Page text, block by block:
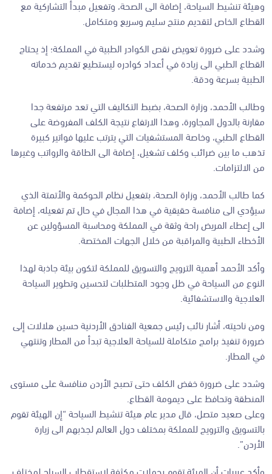
وهيئة تنشيط السياحة، إضافة الى الصحة، وتفعيل مبدأ التشاركية مع
القطاع الخاص لتقديم منتج سليم وسريع ومتكامل.
وشدد على ضرورة تعويض نقص الكوادر الطبية في المملكة؛ إذ يحتاج
القطاع الطبي الى زيادة في أعداد كوادره ليستطيع تقديم خدماته
الطبية بسرعة ودقة.
وطالب الأحمد، وزارة الصحة، بضبط التكاليف التي تعد مرتفعة جدا
مقارنة بالدول المجاورة، وهذا الارتفاع نتيجة الكلف المفروضة على
القطاع الطبي، وخاصة المستشفيات التي يترتب عليها فواتير كبيرة
تذهب ما بين ضرائب وكلف تشغيل، إضافة الى الطاقة والرواتب وغيرها
من الالتزامات.
كما طالب الأحمد، وزارة الصحة، بتفعيل نظام الحوكمة والأتمتة الذي
سيؤدي الى منافسة حقيقية في هذا المجال في حال تم تفعيله، إضافة
الى إعطاء المريض راحة وثقة في المملكة ومحاسبة المسؤولين عن
الأخطاء الطبية والمراقبة من خلال الجهات المختصة.
وأكد الأحمد أهمية الترويج والتسويق للمملكة لتكون بيئة جاذبة لهذا
النوع من السياحة في ظل وجود المتطلبات لتحسين وتطوير السياحة
العلاجية والاستشفائية.
ومن ناحيته، أشار نائب رئيس جمعية الفنادق الأردنية حسين هلالات إلى
ضرورة تنفيذ برامج متكاملة للسياحة العلاجية تبدأ من المطار وتنتهي
في المطار.
وشدد على ضرورة خفض الكلف حتى تصبح الأردن منافسة على مستوى
المنطقة وتحافظ على ديمومة القطاع.
وعلى صعيد متصل، قال مدير عام هيئة تنشيط السياحة “إن الهيئة تقوم
بالتسويق والترويج للمملكة بمختلف دول العالم لجذبهم الى زيارة
الأردن”.